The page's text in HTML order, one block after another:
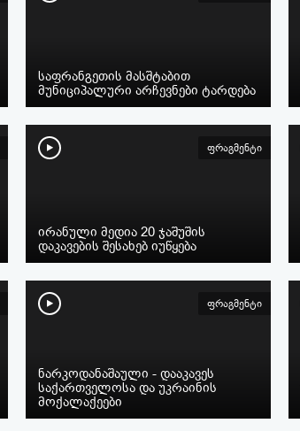
საფრანგეთის მასშტაბით
მუნიციპალური არჩევნები ტარდება
ფრაგმენტი
ირანული მედია 20 ჯაშუშის
დაკავების შესახებ იუწყება
ფრაგმენტი
ნარკოდანაშაული - დააკავეს
საქართველოსა და უკრაინის
მოქალაქეები